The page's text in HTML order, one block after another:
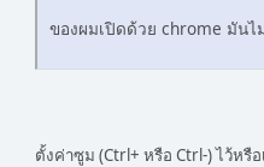
ของผมเปิดด้วย chrome มันไ
ตั้งค่าซูม (Ctrl+ หรือ Ctrl-) ไว้หรื